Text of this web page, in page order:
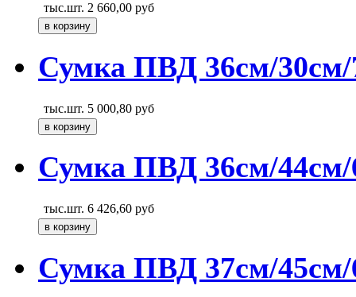
тыс.шт. 2 660,00 руб
Сумка ПВД 36см/
тыс.шт. 5 000,80 руб
Сумка ПВД 36см/
тыс.шт. 6 426,60 руб
Сумка ПВД 37см/